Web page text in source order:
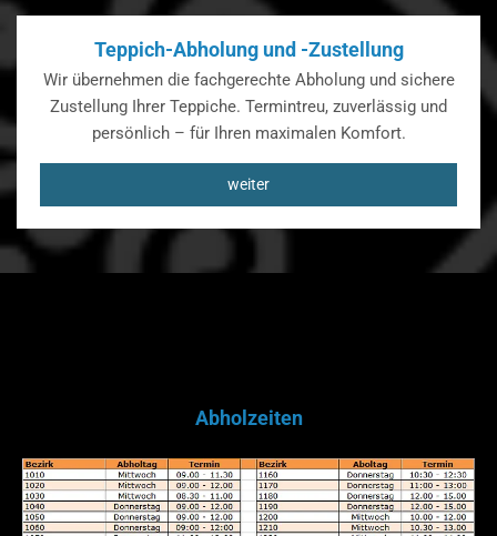
Teppich-Abholung und -Zustellung
Wir übernehmen die fachgerechte Abholung und sichere
Zustellung Ihrer Teppiche. Termintreu, zuverlässig und
persönlich – für Ihren maximalen Komfort.
weiter
Abholzeiten